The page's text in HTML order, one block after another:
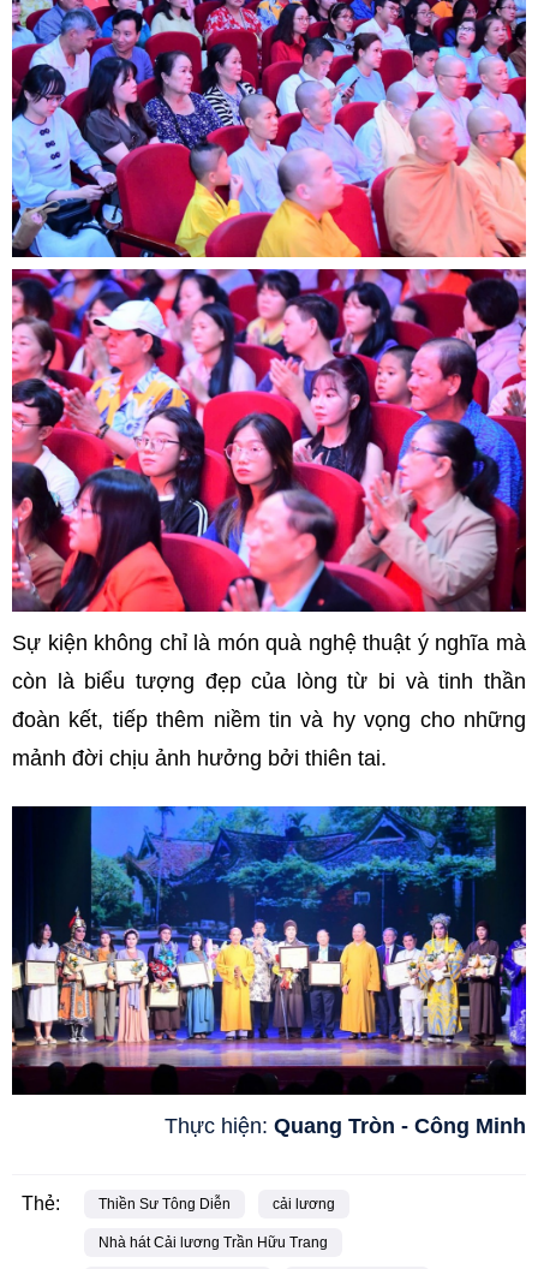
Sự kiện không chỉ là món quà nghệ thuật ý nghĩa mà
còn là biểu tượng đẹp của lòng từ bi và tinh thần
đoàn kết, tiếp thêm niềm tin và hy vọng cho những
mảnh đời chịu ảnh hưởng bởi thiên tai.
Thực hiện: Quang Tròn - Công Minh
Thẻ: Thiền Sư Tông Diễn cải lương
Nhà hát Cải lương Trần Hữu Trang